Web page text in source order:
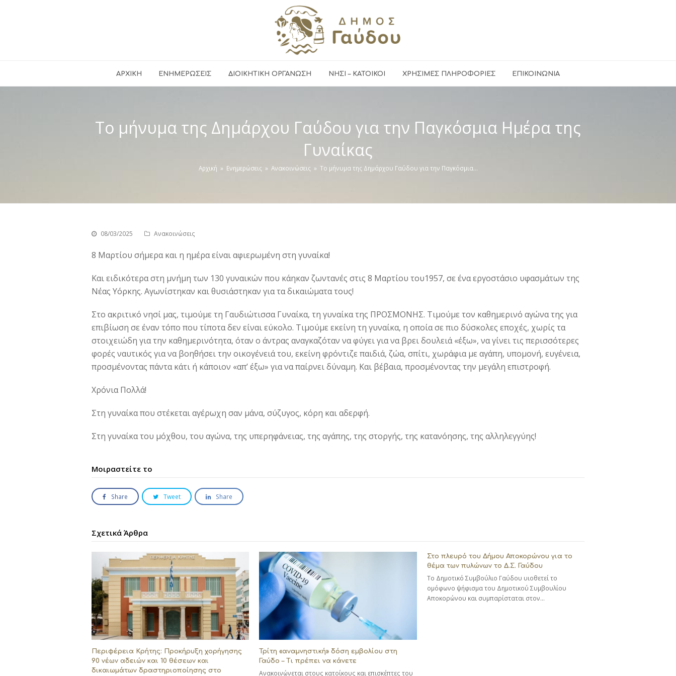
ΑΡΧΙΚΉ ΕΝΗΜΕΡΏΣΕΙΣ ΔΙΟΙΚΗΤΙΚΗ ΟΡΓΑΝΩΣΗ ΝΗΣΙ – ΚΑΤΟΙΚΟΙ ΧΡΉΣΙΜΕΣ ΠΛΗΡΟΦΟΡΊΕΣ ΕΠΙΚΟΙΝΩΝΊΑ
Το μήνυμα της Δημάρχου Γαύδου για την Παγκόσμια Ημέρα της
Γυναίκας
Αρχική » Ενημερώσεις » Ανακοινώσεις » Το μήνυμα της Δημάρχου Γαύδου για την Παγκόσμια…
08/03/2025 Ανακοινώσεις
8 Μαρτίου σήμερα και η ημέρα είναι αφιερωμένη στη γυναίκα!
Και ειδικότερα στη μνήμη των 130 γυναικών που κάηκαν ζωντανές στις 8 Μαρτίου του1957, σε ένα εργοστάσιο υφασμάτων της
Νέας Υόρκης. Αγωνίστηκαν και θυσιάστηκαν για τα δικαιώματα τους!
Στο ακριτικό νησί μας, τιμούμε τη Γαυδιώτισσα Γυναίκα, τη γυναίκα της ΠΡΟΣΜΟΝΗΣ. Τιμούμε τον καθημερινό αγώνα της για
επιβίωση σε έναν τόπο που τίποτα δεν είναι εύκολο. Τιμούμε εκείνη τη γυναίκα, η οποία σε πιο δύσκολες εποχές, χωρίς τα
στοιχειώδη για την καθημερινότητα, όταν ο άντρας αναγκαζόταν να φύγει για να βρει δουλειά «έξω», να γίνει τις περισσότερες
φορές ναυτικός για να βοηθήσει την οικογένειά του, εκείνη φρόντιζε παιδιά, ζώα, σπίτι, χωράφια με αγάπη, υπομονή, ευγένεια,
προσμένοντας πάντα κάτι ή κάποιον «απ’ έξω» για να παίρνει δύναμη. Και βέβαια, προσμένοντας την μεγάλη επιστροφή.
Χρόνια Πολλά!
Στη γυναίκα που στέκεται αγέρωχη σαν μάνα, σύζυγος, κόρη και αδερφή.
Στη γυναίκα του μόχθου, του αγώνα, της υπερηφάνειας, της αγάπης, της στοργής, της κατανόησης, της αλληλεγγύης!
Μοιραστείτε το
Share Tweet Share
Σχετικά Άρθρα
Περιφέρεια Κρήτης: Προκήρυξη χορήγησης
90 νέων αδειών και 10 θέσεων και
δικαιωμάτων δραστηριοποίησης στο
Τρίτη «αναμνηστική» δόση εμβολίου στη
Γαύδο – Τι πρέπει να κάνετε
Ανακοινώνεται στους κατοίκους και επισκέπτες του
Στο πλευρό του Δήμου Αποκορώνου για το
θέμα των πυλώνων το Δ.Σ. Γαύδου
Το Δημοτικό Συμβούλιο Γαύδου υιοθετεί το
ομόφωνο ψήφισμα του Δημοτικού Συμβουλίου
Αποκορώνου και συμπαρίσταται στον…